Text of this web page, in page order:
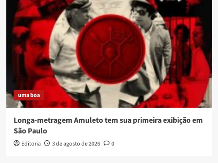
uma boa
Longa-metragem Amuleto tem sua primeira exibição em
São Paulo
Editoria 3 de agosto de 2026 0